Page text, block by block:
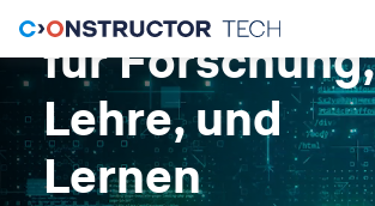
für Forschung,
Lehre, und
Lernen